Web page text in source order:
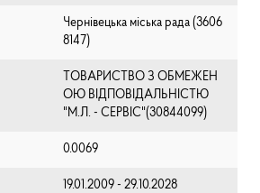
Чернівецька міська рада (⁨3606
8147⁩)
ТОВАРИСТВО З ОБМЕЖЕН
ОЮ ВІДПОВІДАЛЬНІСТЮ
"М.Л. - СЕРВІС"(30844099)
0.0069
19.01.2009 - 29.10.2028